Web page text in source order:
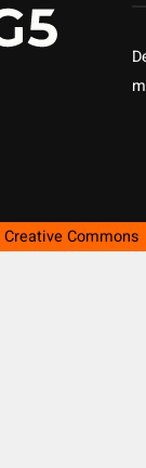
Creative Commons